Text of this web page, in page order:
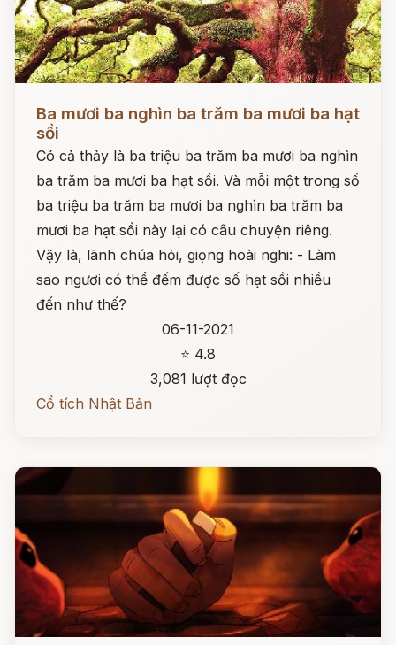
Ba mươi ba nghìn ba trăm ba mươi ba hạt
sồi
Có cả thảy là ba triệu ba trăm ba mươi ba nghìn
ba trăm ba mươi ba hạt sồi. Và mỗi một trong số
ba triệu ba trăm ba mươi ba nghìn ba trăm ba
mươi ba hạt sồi này lại có câu chuyện riêng.
Vậy là, lãnh chúa hỏi, giọng hoài nghi: - Làm
sao ngươi có thể đếm được số hạt sồi nhiều
đến như thế?
06-11-2021
⭐ 4.8
3,081 lượt đọc
Cổ tích Nhật Bản